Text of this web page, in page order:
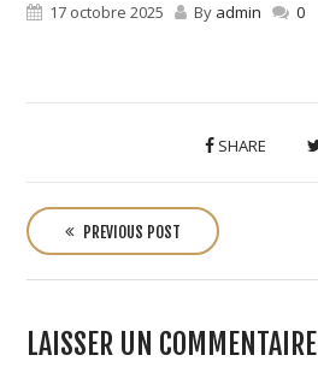
17 octobre 2025 By admin 0
SHARE
o
s
t
n
a
PREVIOUS POST
LAISSER UN COMMENTAIRE